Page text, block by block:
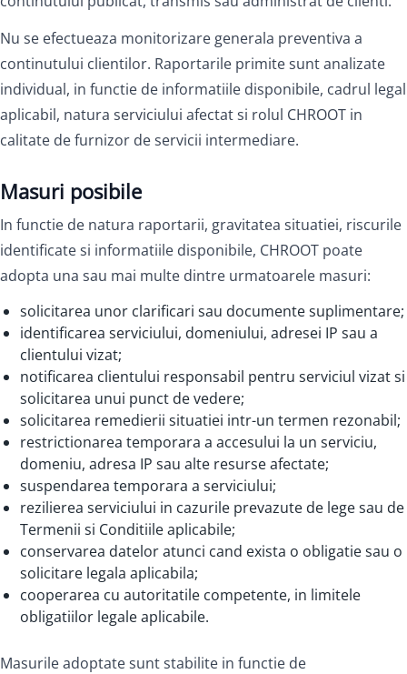
Nu se efectueaza monitorizare generala preventiva a
continutului clientilor. Raportarile primite sunt analizate
individual, in functie de informatiile disponibile, cadrul legal
aplicabil, natura serviciului afectat si rolul CHROOT in
calitate de furnizor de servicii intermediare.
Masuri posibile
In functie de natura raportarii, gravitatea situatiei, riscurile
identificate si informatiile disponibile, CHROOT poate
adopta una sau mai multe dintre urmatoarele masuri:
solicitarea unor clarificari sau documente suplimentare;
identificarea serviciului, domeniului, adresei IP sau a
clientului vizat;
notificarea clientului responsabil pentru serviciul vizat si
solicitarea unui punct de vedere;
solicitarea remedierii situatiei intr-un termen rezonabil;
restrictionarea temporara a accesului la un serviciu,
domeniu, adresa IP sau alte resurse afectate;
suspendarea temporara a serviciului;
rezilierea serviciului in cazurile prevazute de lege sau de
Termenii si Conditiile aplicabile;
conservarea datelor atunci cand exista o obligatie sau o
solicitare legala aplicabila;
cooperarea cu autoritatile competente, in limitele
obligatiilor legale aplicabile.
Masurile adoptate sunt stabilite in functie de